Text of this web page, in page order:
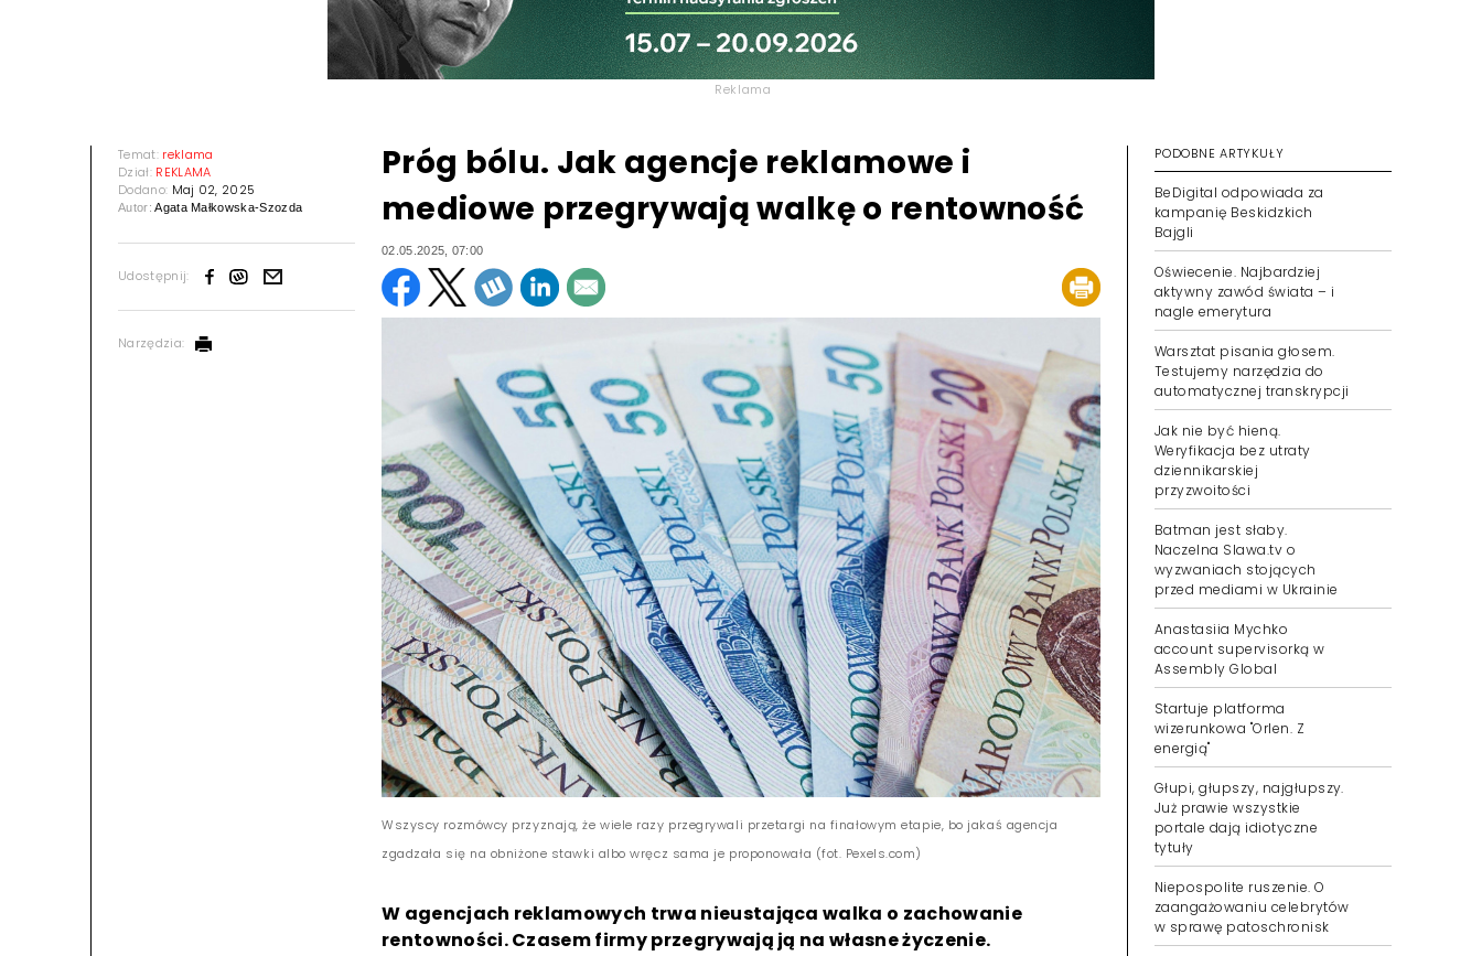
Reklama
Temat: reklama
Dział: REKLAMA
Dodano: Maj 02, 2025
Autor:Agata Małkowska-Szozda
Udostępnij:
Narzędzia:
Próg bólu. Jak agencje reklamowe i
mediowe przegrywają walkę o rentowność
02.05.2025, 07:00
Wszyscy rozmówcy przyznają, że wiele razy przegrywali przetargi na finałowym etapie, bo jakaś agencja
zgadzała się na obniżone stawki albo wręcz sama je proponowała (fot. Pexels.com)
W agencjach reklamowych trwa nieustająca walka o zachowanie
rentowności. Czasem firmy przegrywają ją na własne życzenie.
PODOBNE ARTYKUŁY
BeDigital odpowiada za
kampanię Beskidzkich
Bajgli
Oświecenie. Najbardziej
aktywny zawód świata – i
nagle emerytura
Warsztat pisania głosem.
Testujemy narzędzia do
automatycznej transkrypcji
Jak nie być hieną.
Weryfikacja bez utraty
dziennikarskiej
przyzwoitości
Batman jest słaby.
Naczelna Slawa.tv o
wyzwaniach stojących
przed mediami w Ukrainie
Anastasiia Mychko
account supervisorką w
Assembly Global
Startuje platforma
wizerunkowa "Orlen. Z
energią"
Głupi, głupszy, najgłupszy.
Już prawie wszystkie
portale dają idiotyczne
tytuły
Niepospolite ruszenie. O
zaangażowaniu celebrytów
w sprawę patoschronisk